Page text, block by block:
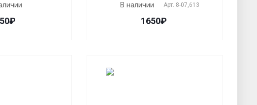
В наличии Арт. 8-07,613
1650₽